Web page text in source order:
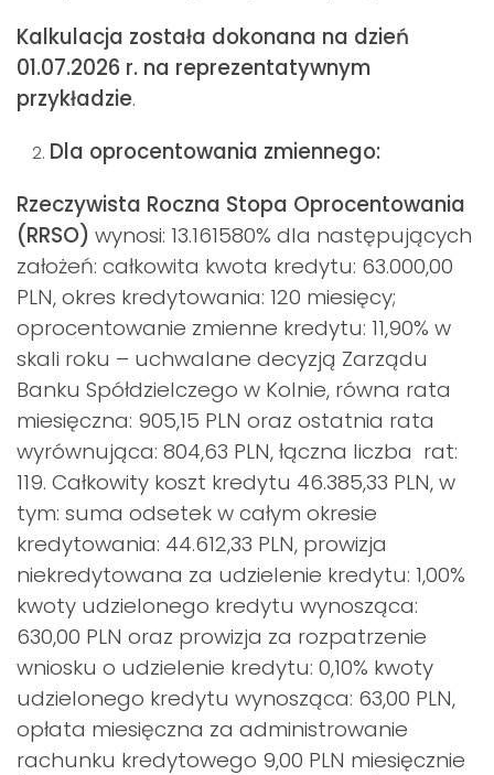
Kalkulacja została dokonana na dzień
01.07.2026 r. na reprezentatywnym
przykładzie.
Dla oprocentowania zmiennego:
Rzeczywista Roczna Stopa Oprocentowania
(RRSO) wynosi: 13.161580% dla następujących
założeń: całkowita kwota kredytu: 63.000,00
PLN, okres kredytowania: 120 miesięcy;
oprocentowanie zmienne kredytu: 11,90% w
skali roku – uchwalane decyzją Zarządu
Banku Spółdzielczego w Kolnie, równa rata
miesięczna: 905,15 PLN oraz ostatnia rata
wyrównująca: 804,63 PLN, łączna liczba rat:
119. Całkowity koszt kredytu 46.385,33 PLN, w
tym: suma odsetek w całym okresie
kredytowania: 44.612,33 PLN, prowizja
niekredytowana za udzielenie kredytu: 1,00%
kwoty udzielonego kredytu wynosząca:
630,00 PLN oraz prowizja za rozpatrzenie
wniosku o udzielenie kredytu: 0,10% kwoty
udzielonego kredytu wynosząca: 63,00 PLN,
opłata miesięczna za administrowanie
rachunku kredytowego 9,00 PLN miesięcznie